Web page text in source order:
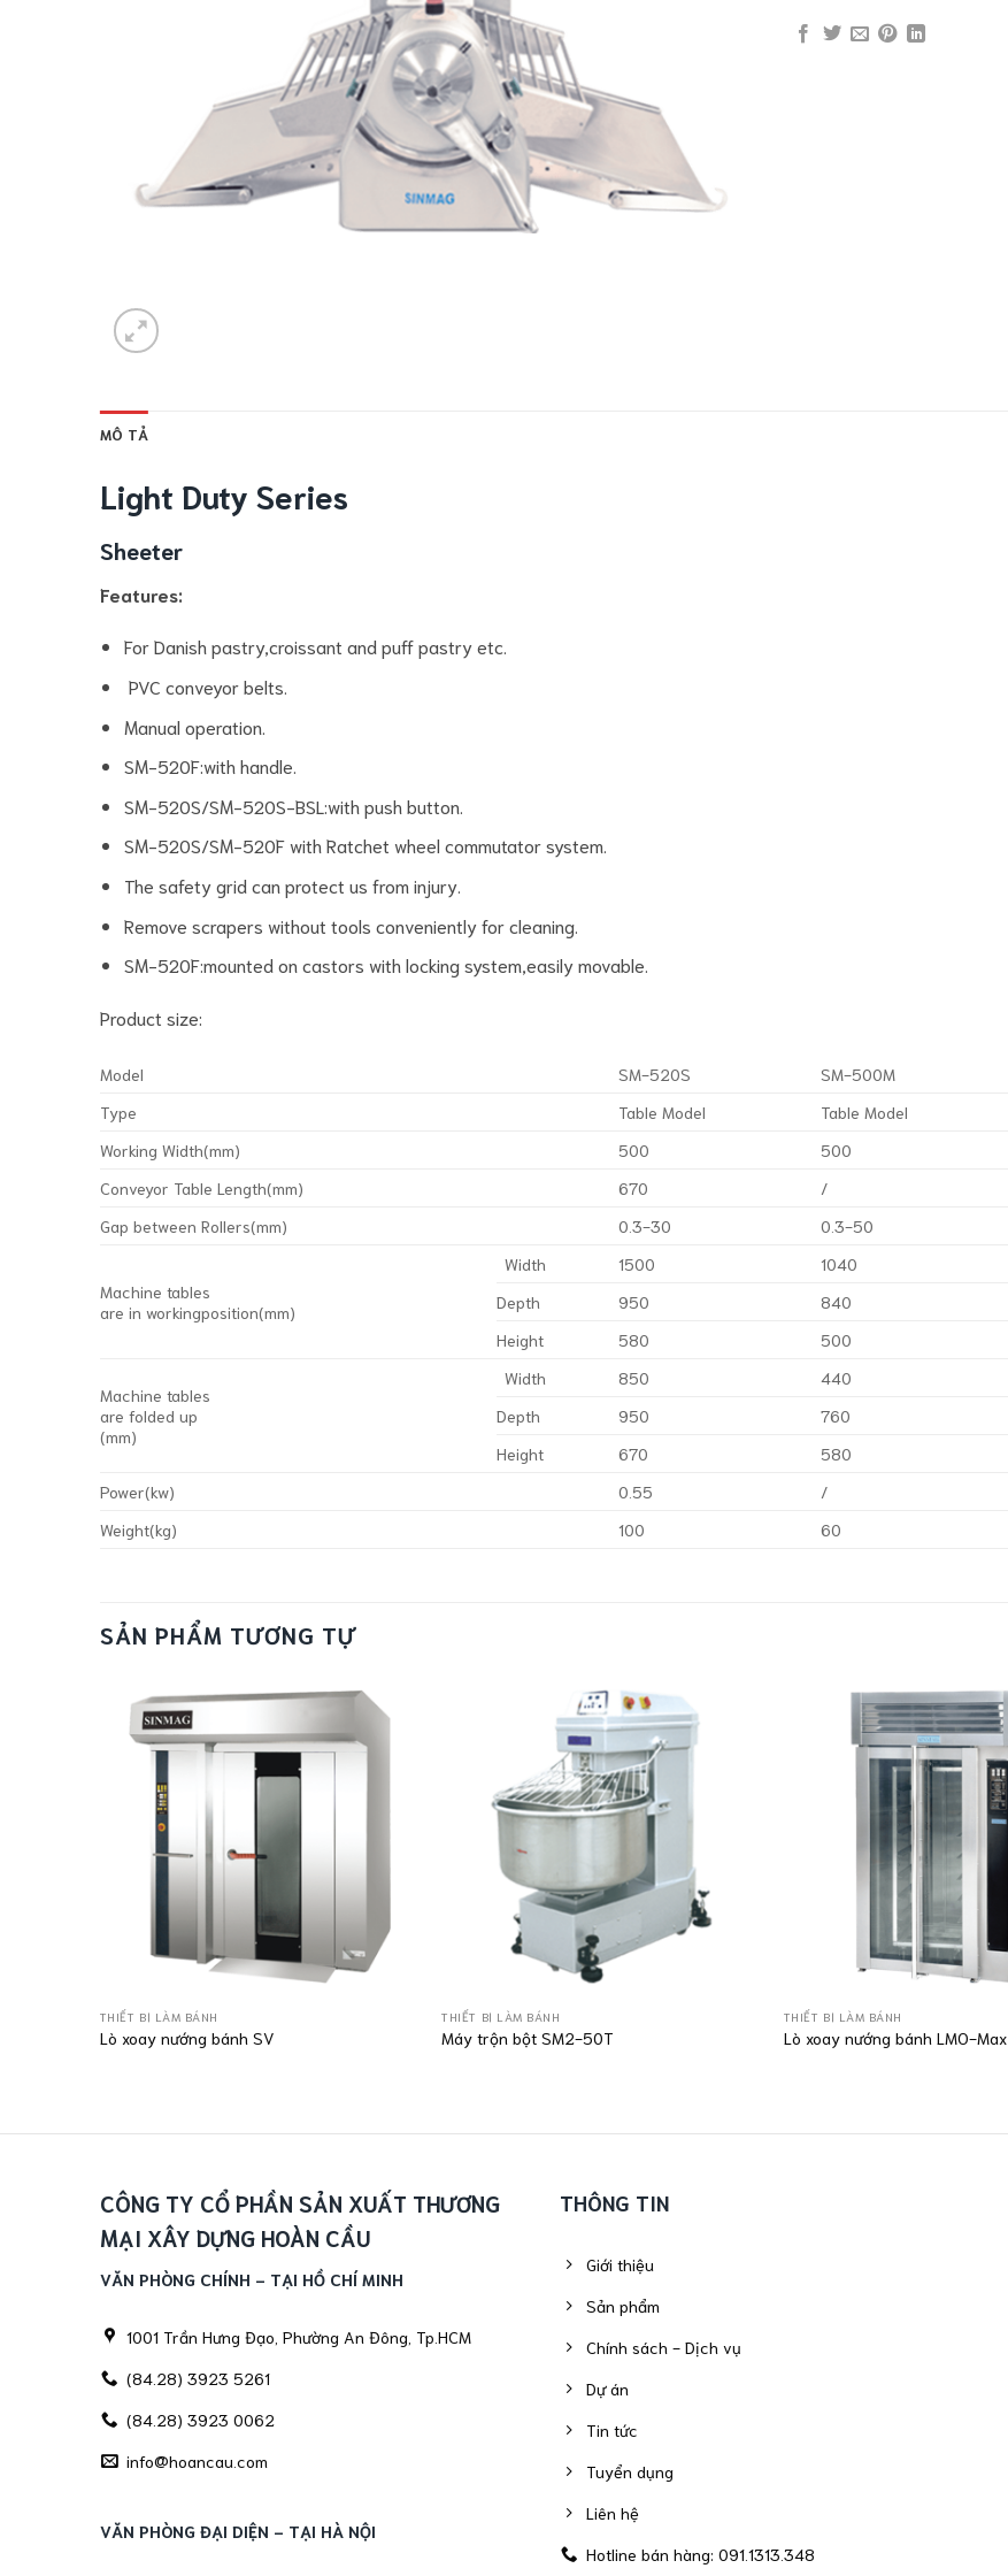
MÔ TẢ
Light Duty Series
Sheeter
Features:
For Danish pastry,croissant and puff pastry etc.
PVC conveyor belts.
Manual operation.
SM-520F:with handle.
SM-520S/SM-520S-BSL:with push button.
SM-520S/SM-520F with Ratchet wheel commutator system.
The safety grid can protect us from injury.
Remove scrapers without tools conveniently for cleaning.
SM-520F:mounted on castors with locking system,easily movable.
Product size:
Model SM-520S SM-500M
Type
Table Model Table Model
Working Width(mm)
500 500
Conveyor Table Length(mm)
670 /
Gap between Rollers(mm)
0.3-30 0.3-50
Machine tables
are in workingposition(mm)
Width 1500 1040
Depth
950 840
Height
580 500
Machine tables
are folded up
(mm)
Width 850 440
Depth
950 760
Height
670 580
Power(kw)
0.55 /
Weight(kg)
100 60
SẢN PHẨM TƯƠNG TỰ
THIẾT BỊ LÀM BÁNH
Lò xoay nướng bánh SV
THIẾT BỊ LÀM BÁNH
Máy trộn bột SM2-50T
THIẾT BỊ LÀM BÁNH
Lò xoay nướng bánh LMO-Max
CÔNG TY CỔ PHẦN SẢN XUẤT THƯƠNG
MẠI XÂY DỰNG HOÀN CẦU
VĂN PHÒNG CHÍNH - TẠI HỒ CHÍ MINH
1001 Trần Hưng Đạo, Phường An Đông, Tp.HCM
(84.28) 3923 5261
(84.28) 3923 0062
info@hoancau.com
VĂN PHÒNG ĐẠI DIỆN - TẠI HÀ NỘI
THÔNG TIN
Giới thiệu
Sản phẩm
Chính sách - Dịch vụ
Dự án
Tin tức
Tuyển dụng
Liên hệ
Hotline bán hàng: 091.1313.348